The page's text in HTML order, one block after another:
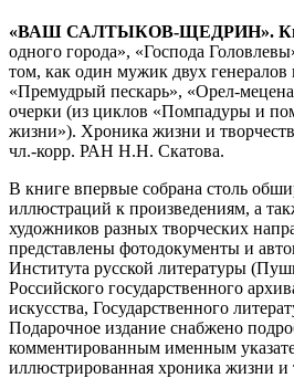
«ВАШ САЛТЫКОВ-ЩЕДРИН».
одного города», «Господа
том, как один мужик двух генералов
«Премудрый пескарь», «Орел-
очерки (из циклов «Помпадуры и
жизни»). Хроника жизни и
чл.-корр. РАН Н.Н. Скатова.
В книге впервые собрана столь
иллюстраций к произведениям, а
художников разных творческих
представлены фотодокументы и
Института русской литературы
Российского государственного
искусства, Государственного
Подарочное издание снабжено
комментированным именным
иллюстрированная хроника жизни и